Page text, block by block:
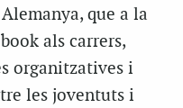
que a la
als carrers,
organitzatives i
les joventuts i